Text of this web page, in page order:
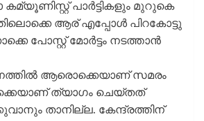
പാര്‍ട്ടികളും മുറുകെ
ആര് എപ്പോള്‍ പിറകോട്ടു
പോസ്റ്റ് മോര്‍ട്ടം നടത്താന്‍
ആരൊക്കെയാണ് സമരം
ത്യാഗം ചെയ്തത്
താനില്ല. കേന്ദ്രത്തിന്